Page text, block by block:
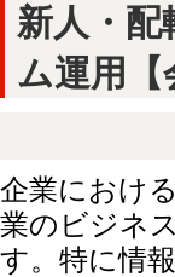
新人・
ム運用【
企業におけ
業のビジネ
す。特に情